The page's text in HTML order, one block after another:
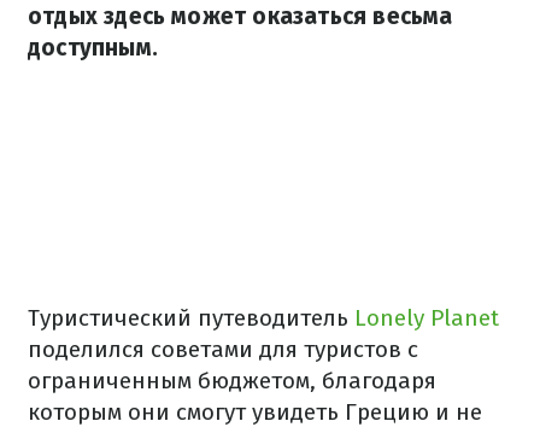
отдых здесь может оказаться весьма
доступным.
Туристический путеводитель Lonely Planet
поделился советами для туристов с
ограниченным бюджетом, благодаря
которым они смогут увидеть Грецию и не